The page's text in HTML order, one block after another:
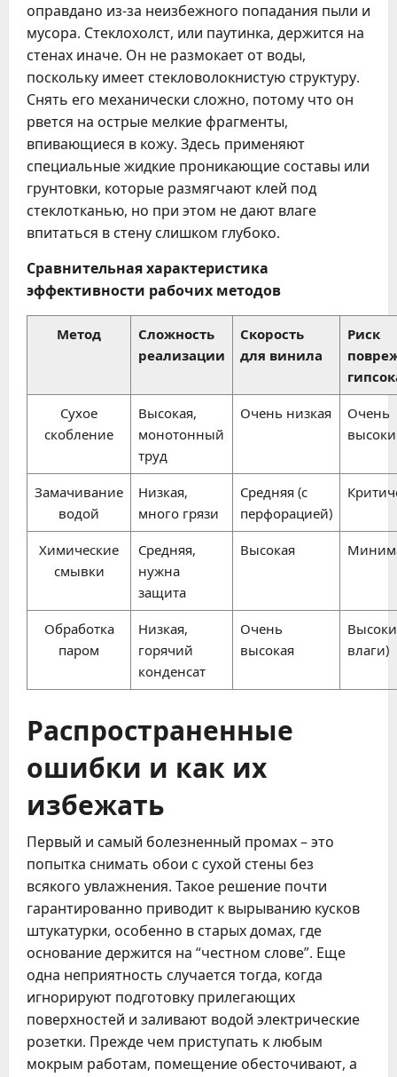
оправдано из-за неизбежного попадания пыли и
мусора. Стеклохолст, или паутинка, держится на
стенах иначе. Он не размокает от воды,
поскольку имеет стекловолокнистую структуру.
Снять его механически сложно, потому что он
рвется на острые мелкие фрагменты,
впивающиеся в кожу. Здесь применяют
специальные жидкие проникающие составы или
грунтовки, которые размягчают клей под
стеклотканью, но при этом не дают влаге
впитаться в стену слишком глубоко.
Сравнительная характеристика
эффективности рабочих методов
Метод
Сложность
реализации
Скорость
для винила
Риск
Сухое
скобление
Высокая,
монотонный
труд
Очень низкая
Очень
Замачивание
водой
Низкая,
много грязи
Средняя (с
перфорацией)
Химические
смывки
Средняя,
нужна
защита
Высокая
Обработка
паром
Низкая,
горячий
конденсат
Очень
высокая
влаги)
Распространенные
ошибки и как их
избежать
Первый и самый болезненный промах – это
попытка снимать обои с сухой стены без
всякого увлажнения. Такое решение почти
гарантированно приводит к вырыванию кусков
штукатурки, особенно в старых домах, где
основание держится на “честном слове”. Еще
одна неприятность случается тогда, когда
игнорируют подготовку прилегающих
поверхностей и заливают водой электрические
розетки. Прежде чем приступать к любым
мокрым работам, помещение обесточивают, а